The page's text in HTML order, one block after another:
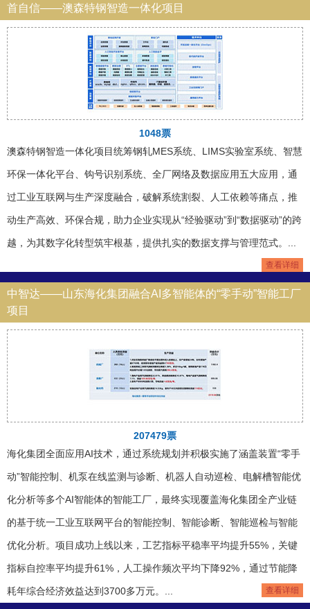
首自信——澳森特钢智造一体化项目
1048票
澳森特钢智造一体化项目统筹钢轧MES系统、LIMS实验室系统、智慧
环保一体化平台、钩号识别系统、全厂网络及数据应用五大应用，通
过工业互联网与生产深度融合，破解系统割裂、人工依赖等痛点，推
动生产高效、环保合规，助力企业实现从“经验驱动”到“数据驱动”的跨
越，为其数字化转型筑牢根基，提供扎实的数据支撑与管理范式。...
查看详细
中智达——山东海化集团融合AI多智能体的“零手动”智能工厂
项目
207479票
海化集团全面应用AI技术，通过系统规划并积极实施了涵盖装置“零手
动”智能控制、机泵在线监测与诊断、机器人自动巡检、电解槽智能优
化分析等多个AI智能体的智能工厂，最终实现覆盖海化集团全产业链
的基于统一工业互联网平台的智能控制、智能诊断、智能巡检与智能
优化分析。项目成功上线以来，工艺指标平稳率平均提升55%，关键
指标自控率平均提升61%，人工操作频次平均下降92%，通过节能降
耗年综合经济效益达到3700多万元。... 查看详细